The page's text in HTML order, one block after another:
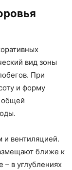
вид зоны
При
и форму
общей
и вентиляцией.
ближе к
в углублениях